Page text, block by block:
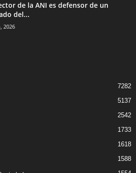
de la ANI es defensor de un
del...
2026
7282
5137
2542
1733
1618
1588